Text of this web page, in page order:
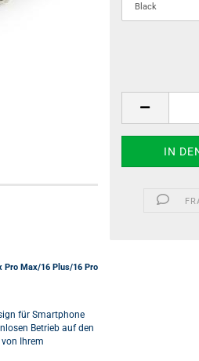
Pro Max/16 Plus/16 Pro
für Smartphone
Betrieb auf den
Ihrem